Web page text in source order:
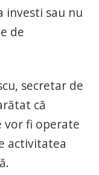
investi sau nu
de
secretar de
că
vor fi operate
activitatea